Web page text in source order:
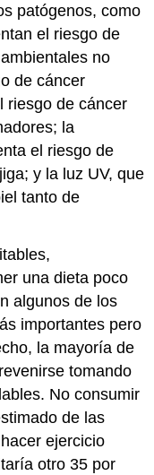
patógenos, como
el riesgo de
no
de cáncer
riesgo de cáncer
la
el riesgo de
y la luz UV, que
tanto de
una dieta poco
algunos de los
importantes pero
la mayoría de
tomando
No consumir
de las
ejercicio
otro 35 por